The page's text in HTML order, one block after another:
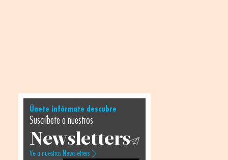
Únete infórmate descubre
Suscríbete a nuestros
Newsletters
Ve a nuestros Newsletters